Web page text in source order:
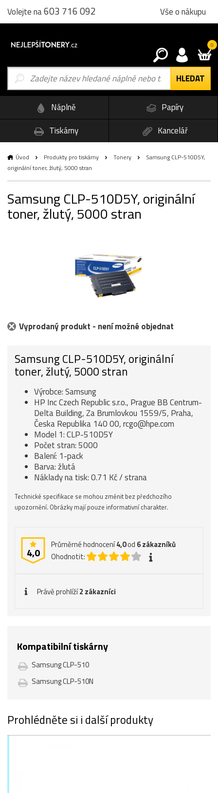
Volejte na603 716 092 Vše o nákupu
0
Náplně
Papíry
Tiskárny
Kancelář
Úvod Produkty pro tiskárny Tonery
Samsung CLP-510D5Y,
originální toner, žlutý, 5000 stran
Samsung CLP-510D5Y, originální
toner, žlutý, 5000 stran
Vyprodaný produkt - není možné objednat
Samsung CLP-510D5Y, originální
toner, žlutý, 5000 stran
Výrobce: Samsung
HP Inc Czech Republic s.r.o., Prague BB Centrum-
Delta Building, Za Brumlovkou 1559/5, Praha,
Česka Republika 140 00, rcgo@hpe.com
Model 1: CLP-510D5Y
Počet stran: 5000
Balení: 1-pack
Barva: žlutá
Náklady na tisk: 0.71 Kč / strana
Technické specifikace se mohou změnit bez předchozího
upozornění. Obrázky mají pouze informativní charakter.
4,0
Průměrné hodnocení4,0od 6zákazníků
Ohodnotit:
Právě prohlíží2 zákazníci
Kompatibilní tiskárny
Samsung CLP-510
Samsung CLP-510N
Prohlédněte si i další produkty